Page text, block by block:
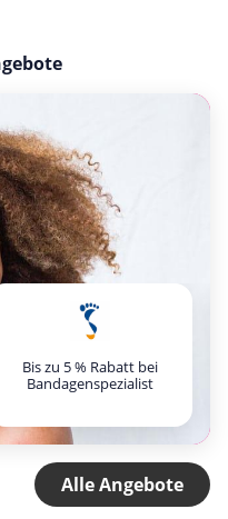
Bis zu 5 % Rabatt bei
Bandagenspezialist
Alle Angebote